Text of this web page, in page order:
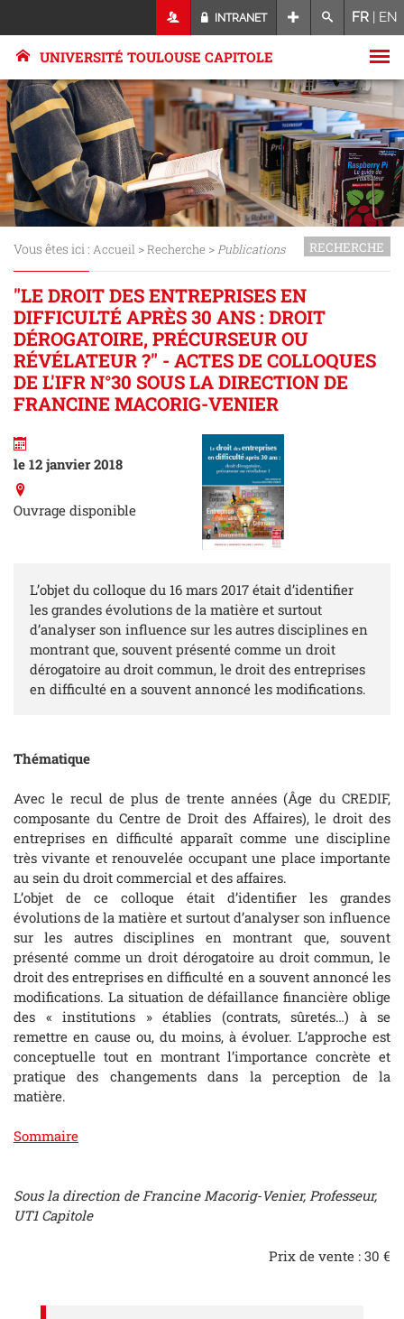
INTRANET FR | EN
UNIVERSITÉ TOULOUSE CAPITOLE
Vous êtes ici : Accueil >Recherche >Publications RECHERCHE
"LE DROIT DES ENTREPRISES EN
DIFFICULTÉ APRÈS 30 ANS : DROIT
DÉROGATOIRE, PRÉCURSEUR OU
RÉVÉLATEUR ?" - ACTES DE COLLOQUES
DE L'IFR N°30 SOUS LA DIRECTION DE
FRANCINE MACORIG-VENIER
le 12 janvier 2018
Ouvrage disponible
L’objet du colloque du 16 mars 2017 était d’identifier
les grandes évolutions de la matière et surtout
d’analyser son influence sur les autres disciplines en
montrant que, souvent présenté comme un droit
dérogatoire au droit commun, le droit des entreprises
en difficulté en a souvent annoncé les modifications.
Thématique
Avec le recul de plus de trente années (Âge du CREDIF,
composante du Centre de Droit des Affaires), le droit des
entreprises en difficulté apparaît comme une discipline
très vivante et renouvelée occupant une place importante
au sein du droit commercial et des affaires.
L’objet de ce colloque était d’identifier les grandes
évolutions de la matière et surtout d’analyser son influence
sur les autres disciplines en montrant que, souvent
présenté comme un droit dérogatoire au droit commun, le
droit des entreprises en difficulté en a souvent annoncé les
modifications. La situation de défaillance financière oblige
des « institutions » établies (contrats, sûretés…) à se
remettre en cause ou, du moins, à évoluer. L’approche est
conceptuelle tout en montrant l’importance concrète et
pratique des changements dans la perception de la
matière.
Sommaire
Sous la direction de Francine Macorig-Venier, Professeur,
UT1 Capitole
Prix de vente : 30 €